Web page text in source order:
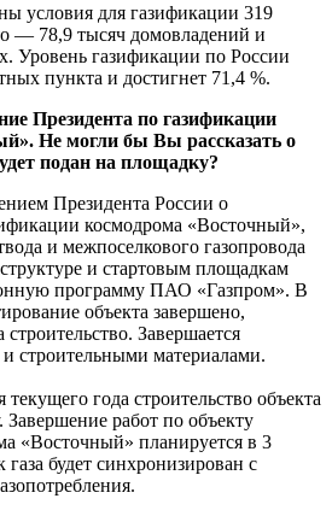
условия для газификации 319
— 78,9 тысяч домовладений и
Уровень газификации по России
пункта и достигнет 71,4 %.
Президента по газификации
Не могли бы Вы рассказать о
подан на площадку?
Президента России о
космодрома «Восточный»,
и межпоселкового газопровода
и стартовым площадкам
программу ПАО «Газпром». В
объекта завершено,
Завершается
строительными материалами.
года строительство объекта
работ по объекту
«Восточный» планируется в 3
газа будет синхронизирован с